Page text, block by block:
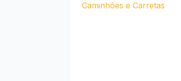
Caminhões e Carretas